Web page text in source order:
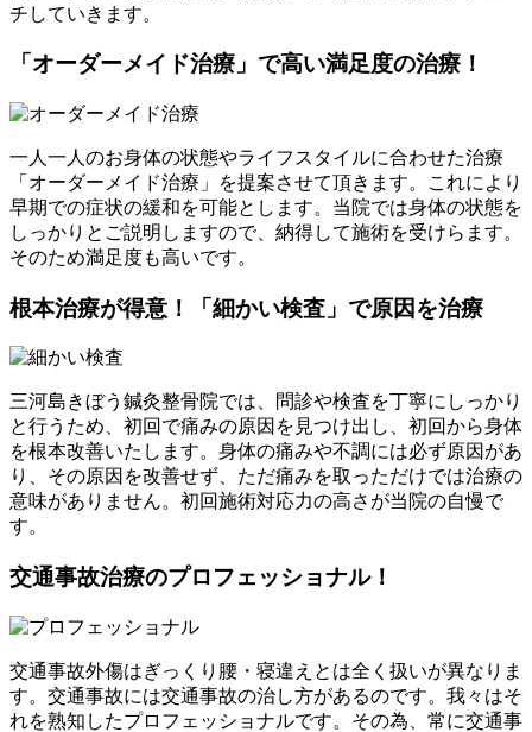
チしていきます。
「オーダーメイド治療」で高い満足度の治療！
一人一人のお身体の状態やライフスタイルに合わせた治療
「オーダーメイド治療」を提案させて頂きます。これにより
早期での症状の緩和を可能とします。当院では身体の状態を
しっかりとご説明しますので、納得して施術を受けらます。
そのため満足度も高いです。
根本治療が得意！「細かい検査」で原因を治療
三河島きぼう鍼灸整骨院では、問診や検査を丁寧にしっかり
と行うため、初回で痛みの原因を見つけ出し、初回から身体
を根本改善いたします。身体の痛みや不調には必ず原因があ
り、その原因を改善せず、ただ痛みを取っただけでは治療の
意味がありません。初回施術対応力の高さが当院の自慢で
す。
交通事故治療のプロフェッショナル！
交通事故外傷はぎっくり腰・寝違えとは全く扱いが異なりま
す。交通事故には交通事故の治し方があるのです。我々はそ
れを熟知したプロフェッショナルです。その為、常に交通事